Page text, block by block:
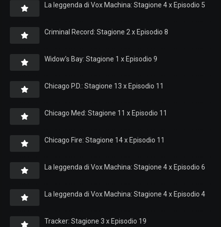
La leggenda di Vox Machina: Stagione 4 x Episodio 5
Criminal Record: Stagione 2 x Episodio 8
Widow’s Bay: Stagione 1 x Episodio 9
Chicago P.D.: Stagione 13 x Episodio 11
Chicago Med: Stagione 11 x Episodio 11
Chicago Fire: Stagione 14 x Episodio 11
La leggenda di Vox Machina: Stagione 4 x Episodio 6
La leggenda di Vox Machina: Stagione 4 x Episodio 4
Tracker: Stagione 3 x Episodio 19